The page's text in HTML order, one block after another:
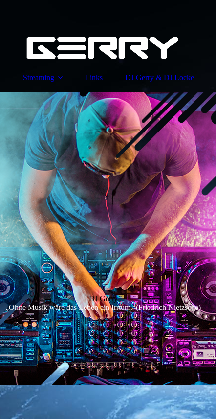
Streaming Links DJ Gerry & DJ Locke
DJ Gerry
„Ohne Musik wäre das Leben ein Irrtum.“(Friedrich Nietzsche)